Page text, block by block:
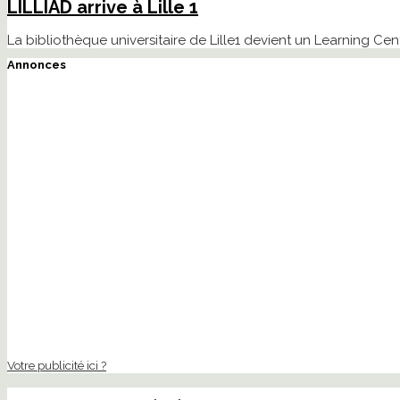
LILLIAD arrive à Lille 1
La bibliothèque universitaire de Lille1 devient un Learning
Annonces
Votre publicité ici ?